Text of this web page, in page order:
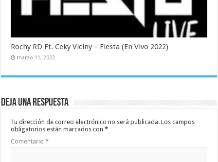
Rochy RD Ft. Ceky Viciny – Fiesta (En Vivo 2022)
marzo 11, 2022
Deja una respuesta
Tu dirección de correo electrónico no será publicada. Los campos
obligatorios están marcados con*
Comentario*